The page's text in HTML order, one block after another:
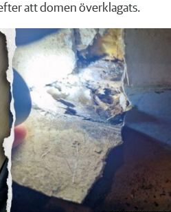
att domen överklagats.